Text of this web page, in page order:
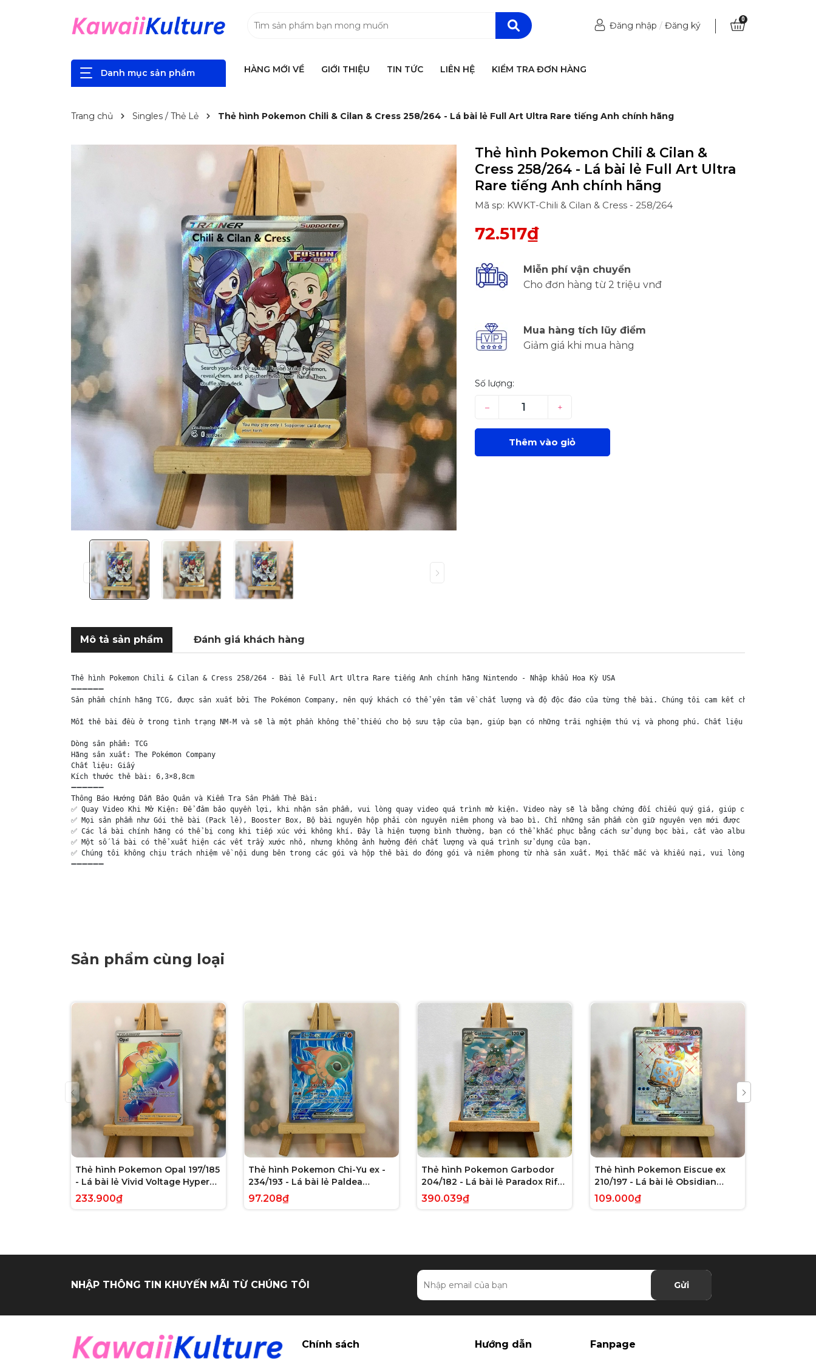
Đăng nhập / Đăng ký
0
Danh mục sản phẩm HÀNG MỚI VỀ GIỚI THIỆU TIN TỨC LIÊN HỆ KIỂM TRA ĐƠN HÀNG
Trang chủ Singles / Thẻ Lẻ Thẻ hình Pokemon Chili & Cilan & Cress 258/264 - Lá bài lẻ Full Art Ultra Rare tiếng Anh chính hãng
Thẻ hình Pokemon Chili & Cilan &
Cress 258/264 - Lá bài lẻ Full Art Ultra
Rare tiếng Anh chính hãng
Mã sp: KWKT-Chili & Cilan & Cress - 258/264
72.517₫
Miễn phí vận chuyển
Cho đơn hàng từ 2 triệu vnđ
Mua hàng tích lũy điểm
Giảm giá khi mua hàng
Số lượng:
– +
Thêm vào giỏ
Mô tả sản phẩm Đánh giá khách hàng
Thẻ hình Pokemon Chili & Cilan & Cress 258/264 - Bài lẻ Full Art Ultra Rare tiếng Anh chính hãng Nintendo - Nhập khẩu Hoa Kỳ USA
➖➖➖➖➖➖
Sản phẩm chính hãng TCG, được sản xuất bởi The Pokémon Company, nên quý khách có thể yên tâm về chất lượng và độ độc đáo của từng thẻ bài. Chúng tôi cam kết chỉ bán hàng
Mỗi thẻ bài đều ở trong tình trạng NM-M và sẽ là một phần không thể thiếu cho bộ sưu tập của bạn, giúp bạn có những trải nghiệm thú vị và phong phú. Chất liệu chính của thẻ
Dòng sản phẩm: TCG
Hãng sản xuất: The Pokémon Company
Chất liệu: Giấy
Kích thước thẻ bài: 6,3×8,8cm
➖➖➖➖➖➖
Thông Báo Hướng Dẫn Bảo Quản và Kiểm Tra Sản Phẩm Thẻ Bài:
✅ Quay Video Khi Mở Kiện: Để đảm bảo quyền lợi, khi nhận sản phẩm, vui lòng quay video quá trình mở kiện. Video này sẽ là bằng chứng đối chiếu quý giá, giúp chúng tôi nhanh
✅ Mọi sản phẩm như Gói thẻ bài (Pack lẻ), Booster Box, Bộ bài nguyên hộp phải còn nguyên niêm phong và bao bì. Chỉ những sản phẩm còn giữ nguyên vẹn mới được chấp nhận đổi
✅ Các lá bài chính hãng có thể bị cong khi tiếp xúc với không khí. Đây là hiện tượng bình thường, bạn có thể khắc phục bằng cách sử dụng bọc bài, cất vào album, hoặc ép giữa
✅ Một số lá bài có thể xuất hiện các vết trầy xước nhỏ, nhưng không ảnh hưởng đến chất lượng và quá trình sử dụng của bạn.
✅ Chúng tôi không chịu trách nhiệm về nội dung bên trong các gói và hộp thẻ bài do đóng gói và niêm phong từ nhà sản xuất. Mọi thắc mắc và khiếu nại, vui lòng liên hệ trực
➖➖➖➖➖➖
Sản phẩm cùng loại
Thẻ hình Pokemon Opal 197/185
- Lá bài lẻ Vivid Voltage Hyper
Rare tiếng Anh chính hãng
233.900₫
Thẻ hình Pokemon Chi-Yu ex -
234/193 - Lá bài lẻ Paldea
Evolved Full Art Secret Rare
tiếng Anh chính hãng
97.208₫
Thẻ hình Pokemon Garbodor
204/182 - Lá bài lẻ Paradox Rift
Illustration Rare tiếng Anh chính
390.039₫
Thẻ hình Pokemon Eiscue ex
210/197 - Lá bài lẻ Obsidian
Flames Full Art Secret Rare
tiếng Anh chính hãng
109.000₫
NHẬP THÔNG TIN KHUYẾN MÃI TỪ CHÚNG TÔI Gửi
Chính sách Hướng dẫn Fanpage